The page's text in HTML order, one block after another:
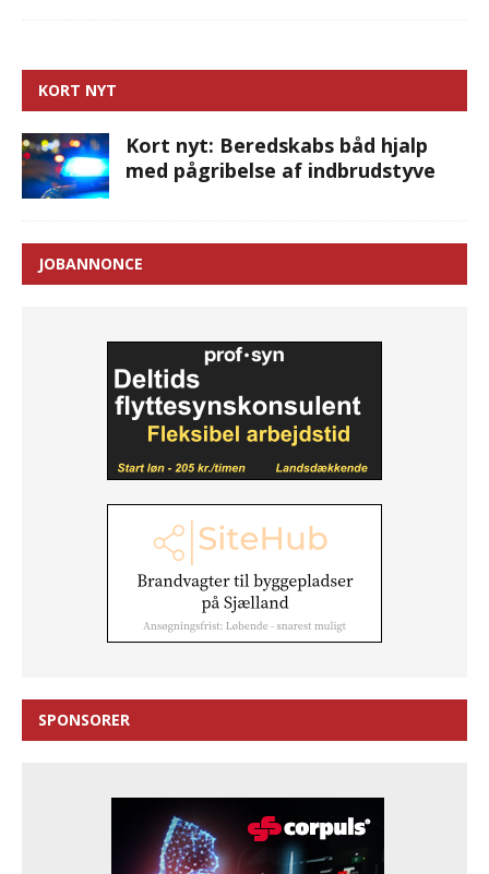
KORT NYT
Kort nyt: Beredskabs båd hjalp
med pågribelse af indbrudstyve
JOBANNONCE
SPONSORER